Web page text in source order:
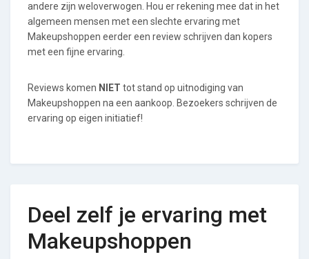
andere zijn weloverwogen. Hou er rekening mee dat in het
algemeen mensen met een slechte ervaring met
Makeupshoppen eerder een review schrijven dan kopers
met een fijne ervaring.
Reviews komen NIET tot stand op uitnodiging van
Makeupshoppen na een aankoop. Bezoekers schrijven de
ervaring op eigen initiatief!
Deel zelf je ervaring met
Makeupshoppen